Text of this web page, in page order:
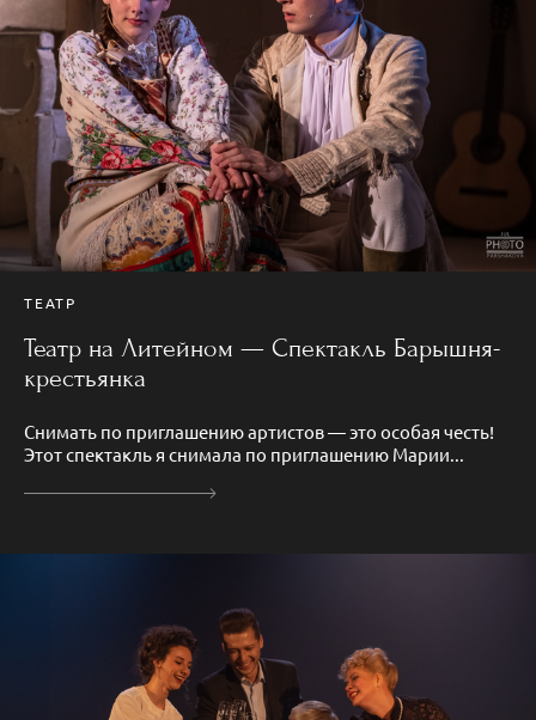
ТЕАТР
Театр на Литейном — Спектакль Барышня-
крестьянка
Снимать по приглашению артистов — это особая честь!
Этот спектакль я снимала по приглашению Марии...